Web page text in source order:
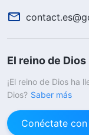
El reino de
¡El reino de Dios ha
Dios? Saber más
Conéctate